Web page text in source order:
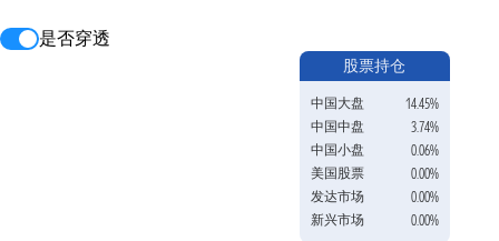
是否穿透
股票持仓
中国大盘
14.45%
中国中盘
3.74%
中国小盘
0.06%
美国股票
0.00%
发达市场
0.00%
新兴市场
0.00%